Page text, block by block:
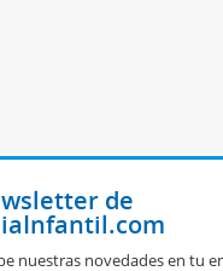
de
nuestras novedades en tu